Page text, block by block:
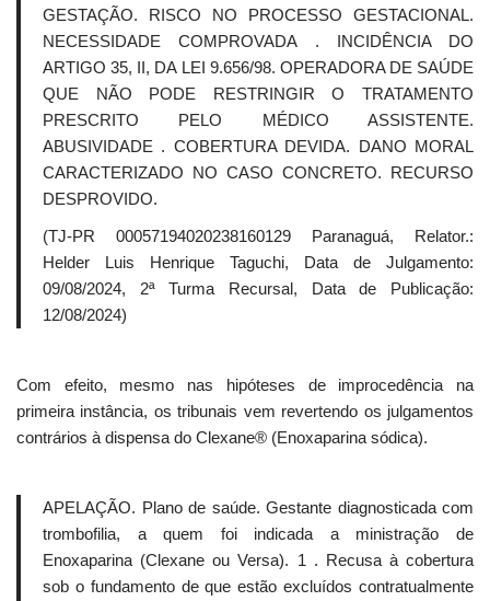
GESTAÇÃO. RISCO NO PROCESSO GESTACIONAL.
NECESSIDADE COMPROVADA . INCIDÊNCIA DO
ARTIGO 35, II, DA LEI 9.656/98. OPERADORA DE SAÚDE
QUE NÃO PODE RESTRINGIR O TRATAMENTO
PRESCRITO PELO MÉDICO ASSISTENTE.
ABUSIVIDADE . COBERTURA DEVIDA. DANO MORAL
CARACTERIZADO NO CASO CONCRETO. RECURSO
DESPROVIDO.
(TJ-PR 00057194020238160129 Paranaguá, Relator.:
Helder Luis Henrique Taguchi, Data de Julgamento:
09/08/2024, 2ª Turma Recursal, Data de Publicação:
12/08/2024)
Com efeito, mesmo nas hipóteses de improcedência na
primeira instância, os tribunais vem revertendo os julgamentos
contrários à dispensa do Clexane® (Enoxaparina sódica).
APELAÇÃO. Plano de saúde. Gestante diagnosticada com
trombofilia, a quem foi indicada a ministração de
Enoxaparina (Clexane ou Versa). 1 . Recusa à cobertura
sob o fundamento de que estão excluídos contratualmente